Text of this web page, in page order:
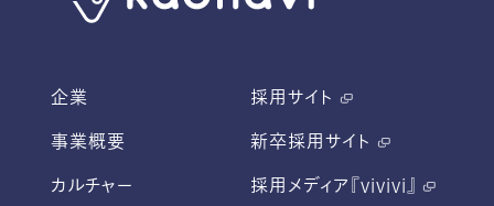
企業
事業概要
カルチャー
採用サイト
新卒採用サイト
採用メディア『vivivi』